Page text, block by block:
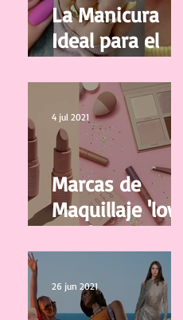
La Manicura
Ideal para el
Verano 2021
Marcas de
Maquillaje 'low
cost' y de buena
calidad
4 jul 2021
26 jun 2021